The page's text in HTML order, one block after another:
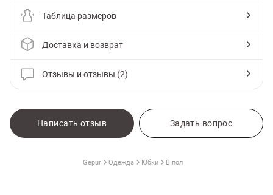
Таблица размеров
Доставка и возврат
Отзывы и отзывы (2)
Написать отзыв Задать вопрос
Gepur Одежда Юбки В пол